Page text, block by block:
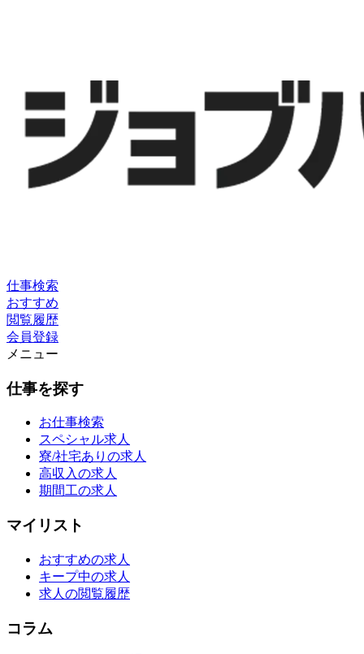
仕事検索
おすすめ
閲覧履歴
会員登録
メニュー
仕事を探す
お仕事検索
スペシャル求人
寮/社宅ありの求人
高収入の求人
期間工の求人
マイリスト
おすすめの求人
キープ中の求人
求人の閲覧履歴
コラム